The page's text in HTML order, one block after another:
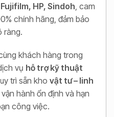
Fujifilm, HP, Sindoh , cam
chính hãng, đảm bảo
ràng.
khách hàng trong
vụ hỗ trợ kỹ thuật
trì sẵn kho vật tư – linh
hành ổn định và hạn
công việc.